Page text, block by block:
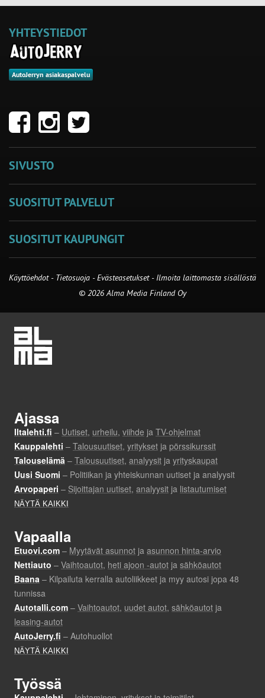
YHTEYSTIEDOT
AutoJerryn asiakaspalvelu
SIVUSTO
SUOSITUT PALVELUT
SUOSITUT KAUPUNGIT
Käyttöehdot - Tietosuoja -Evästeasetukset- Ilmoita laittomasta sisällöstä
© 2026 Alma Media Finland Oy